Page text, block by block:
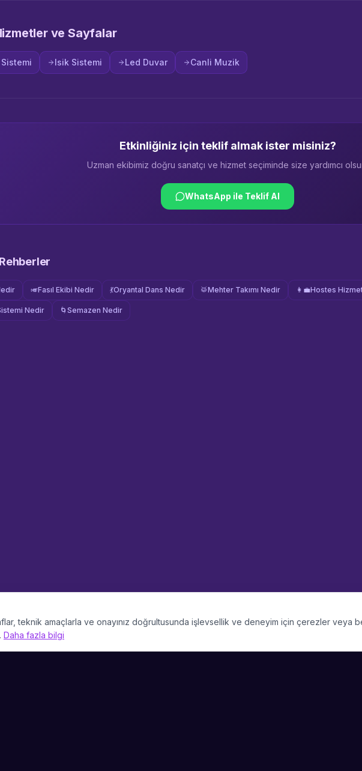
ve Sayfalar
Isik Sistemi Led Duvar Canli Muzik
Etkinliğiniz için teklif almak ister misiniz?
Uzman ekibimiz doğru sanatçı ve hizmet seçiminde size yardımcı
WhatsApp ile Teklif Al
🎺Fasıl Ekibi Nedir 💃Oryantal Dans Nedir 🥁Mehter Takımı Nedir 👩‍💼Hostes
Nedir 🌀 Semazen Nedir
teknik amaçlarla ve onayınız doğrultusunda işlevsellik ve deneyim için çerezler veya
Daha fazla bilgi